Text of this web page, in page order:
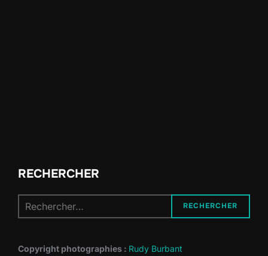
RECHERCHER
pour :
RECHERCHER
Copyright photographies : Rudy Burbant